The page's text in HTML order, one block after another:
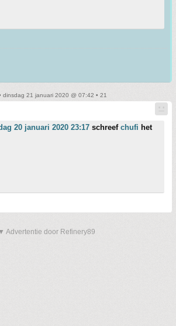
dinsdag 21 januari 2020 @ 07:42 • 21
20 januari 2020 23:17 schreef chufi het
Advertentie door Refinery89